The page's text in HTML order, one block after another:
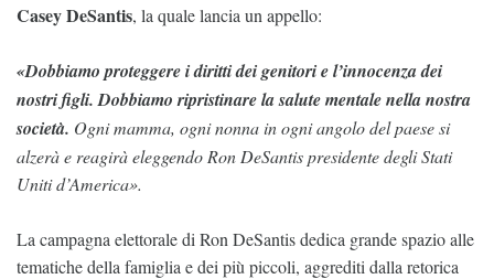
Casey DeSantis, la quale lancia un appello:
«Dobbiamo proteggere i diritti dei genitori e l’innocenza dei
nostri figli. Dobbiamo ripristinare la salute mentale nella nostra
società. Ogni mamma, ogni nonna in ogni angolo del paese si
alzerà e reagirà eleggendo Ron DeSantis presidente degli Stati
Uniti d’America».
La campagna elettorale di Ron DeSantis dedica grande spazio alle
tematiche della famiglia e dei più piccoli, aggrediti dalla retorica